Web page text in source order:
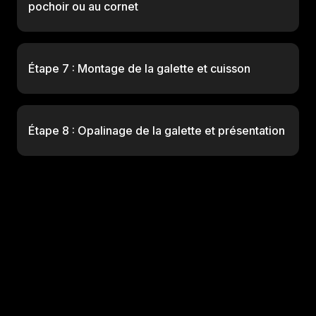
pochoir ou au cornet
Étape 7 : Montage de la galette et cuisson
Étape 8 : Opalinage de la galette et présentation